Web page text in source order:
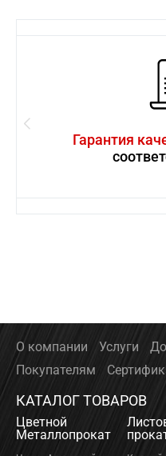
Гарантия
О компании Услуги
Покупателям
КАТАЛОГ ТОВАРОВ
Цветной
Металлопрокат